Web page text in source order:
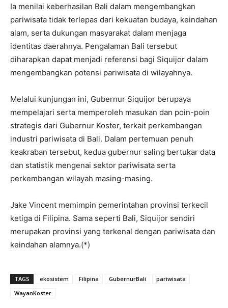
Ia menilai keberhasilan Bali dalam mengembangkan
pariwisata tidak terlepas dari kekuatan budaya, keindahan
alam, serta dukungan masyarakat dalam menjaga
identitas daerahnya. Pengalaman Bali tersebut
diharapkan dapat menjadi referensi bagi Siquijor dalam
mengembangkan potensi pariwisata di wilayahnya.
Melalui kunjungan ini, Gubernur Siquijor berupaya
mempelajari serta memperoleh masukan dan poin-poin
strategis dari Gubernur Koster, terkait perkembangan
industri pariwisata di Bali. Dalam pertemuan penuh
keakraban tersebut, kedua gubernur saling bertukar data
dan statistik mengenai sektor pariwisata serta
perkembangan wilayah masing-masing.
Jake Vincent memimpin pemerintahan provinsi terkecil
ketiga di Filipina. Sama seperti Bali, Siquijor sendiri
merupakan provinsi yang terkenal dengan pariwisata dan
keindahan alamnya.(*)
TAGS ekosistem Filipina GubernurBali
pariwisata
WayanKoster